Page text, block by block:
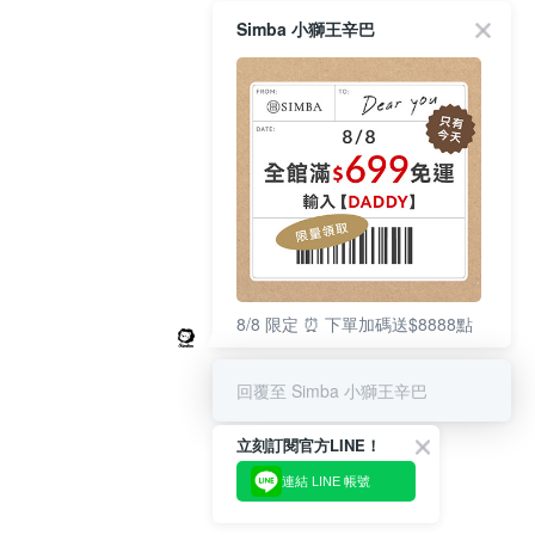
Simba 小獅王辛巴
8/8 限定 ⏰ 下單加碼送$8888點
回覆至 Simba 小獅王辛巴
立刻訂閱官方LINE！
連結 LINE 帳號